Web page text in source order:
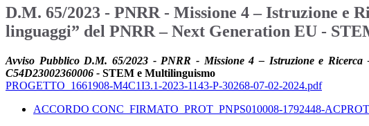
D.M. 65/2023 - PNRR - Missione 4 – Istruzione e
linguaggi” del PNRR – Next Generation EU -
Avviso Pubblico D.M. 65/2023 - PNRR - Missione 4 – Istruzione e
C54D23002360006 - STEM e Multilinguismo
PROGETTO_1661908-M4C1I3.1-2023-1143-P-30268-07-02-2024.pdf
ACCORDO CONC_FIRMATO_PROT_PNPS010008-1792448-